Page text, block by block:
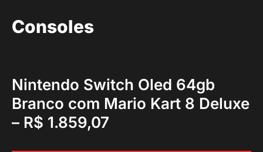
Consoles
Nintendo Switch Oled 64gb
Branco com Mario Kart 8 Deluxe
– R$ 1.859,07